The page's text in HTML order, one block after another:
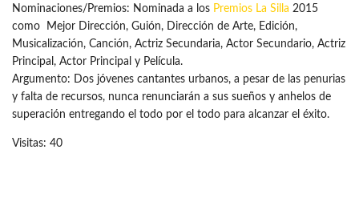
Nominaciones/Premios: Nominada a los Premios La Silla 2015
como Mejor Dirección, Guión, Dirección de Arte, Edición,
Musicalización, Canción, Actriz Secundaria, Actor Secundario, Actriz
Principal, Actor Principal y Película.
Argumento: Dos jóvenes cantantes urbanos, a pesar de las penurias
y falta de recursos, nunca renunciarán a sus sueños y anhelos de
superación entregando el todo por el todo para alcanzar el éxito.
Visitas: 40